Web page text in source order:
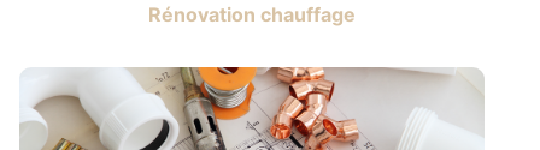
Rénovation chauffage